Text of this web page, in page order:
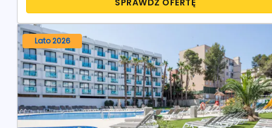
SPRAWDŹ OFERTĘ
Lato 2026